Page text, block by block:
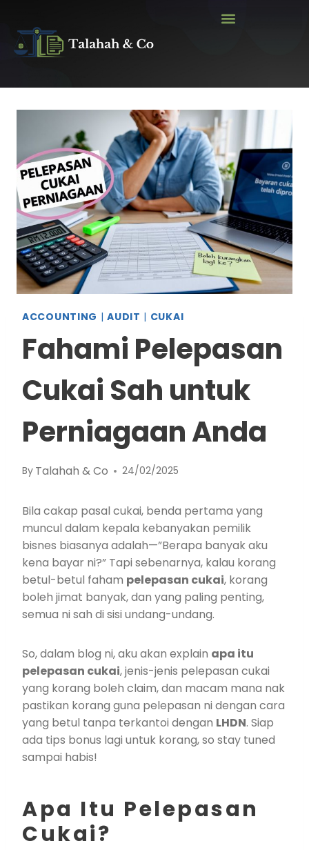
ACCOUNTING |AUDIT | CUKAI
Fahami Pelepasan
Cukai Sah untuk
Perniagaan Anda
By Talahah & Co 24/02/2025
Bila cakap pasal cukai, benda pertama yang
muncul dalam kepala kebanyakan pemilik
bisnes biasanya adalah—”Berapa banyak aku
kena bayar ni?” Tapi sebenarnya, kalau korang
betul-betul faham pelepasan cukai, korang
boleh jimat banyak, dan yang paling penting,
semua ni sah di sisi undang-undang.
So, dalam blog ni, aku akan explain apa itu
pelepasan cukai, jenis-jenis pelepasan cukai
yang korang boleh claim, dan macam mana nak
pastikan korang guna pelepasan ni dengan cara
yang betul tanpa terkantoi dengan LHDN. Siap
ada tips bonus lagi untuk korang, so stay tuned
sampai habis!
Apa Itu Pelepasan
Cukai?